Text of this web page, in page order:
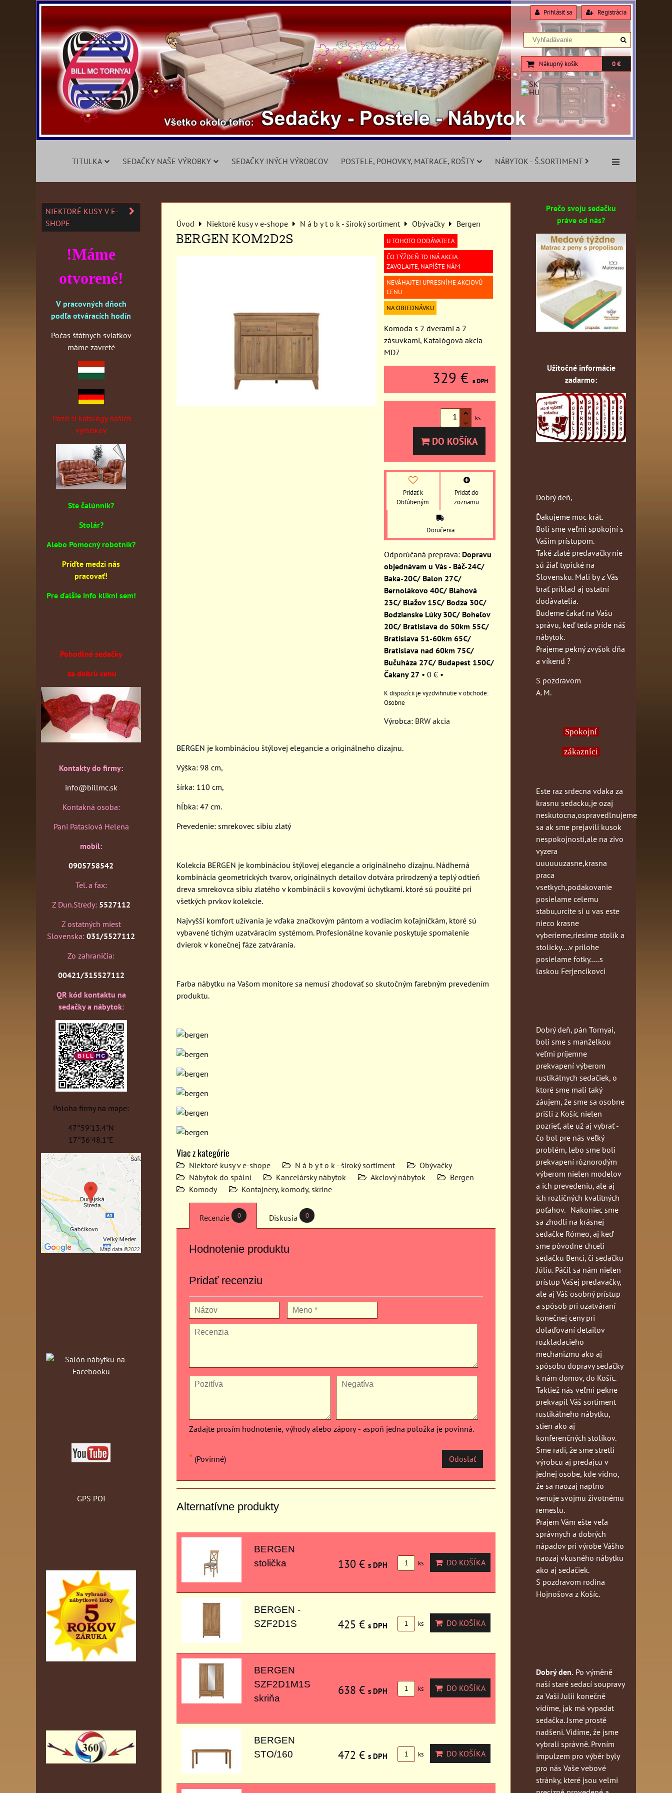
Prihlásiť sa Registrácia
Nákupný košík 0 €
TITULKA SEDAČKY NAŠE VÝROBKY SEDAČKY INÝCH VÝROBCOV POSTELE, POHOVKY, MATRACE, ROŠTY NÁBYTOK - Š.SORTIMENT
Úvod Niektoré kusy v e-shope N á b y t o k - široký sortiment Obývačky Bergen
BERGEN KOM2D2S
U TOHOTO DODÁVATEĽA
ČO TÝŽDEŇ TO INÁ AKCIA.
ZAVOLAJTE, NAPÍŠTE NÁM
NEVÁHAJTE! UPRESNÍME AKCIOVÚ
CENU
NA OBJEDNÁVKU
Komoda s 2 dverami a 2
zásuvkami, Katalógová akcia
MD7
329 € s DPH
ks
DO KOŠÍKA
Pridať k
Obľúbeným
Pridať do
zoznamu
Doručenia
Dopravu
objednávam u Vás - Báč-24€/
Baka-20€/ Balon 27€/
Bernolákovo 40€/ Blahová
23€/ Blažov 15€/ Bodza 30€/
Bodzianske Lúky 30€/ Boheľov
20€/ Bratislava do 50km 55€/
Bratislava 51-60km 65€/
Bratislava nad 60km 75€/
Bučuháza 27€/ Budapest 150€/
Čakany 27 • 0 € •
Osobne
Výrobca: BRW akcia
BERGEN je kombináciou štýlovej elegancie a originálneho dizajnu.
Výška: 98 cm,
šírka: 110 cm,
hĺbka: 47 cm.
Prevedenie: smrekovec sibiu zlatý
Kolekcia BERGEN je kombináciou štýlovej elegancie a originálneho dizajnu. Nádherná
kombinácia geometrických tvarov, originálnych detailov dotvára prirodzený a teplý odtieň
dreva smrekovca sibiu zlatého v kombinácii s kovovými úchytkami. ktoré sú použité pri
všetkých prvkov kolekcie.
Najvyšší komfort užívania je vďaka značkovým pántom a vodiacim koľajničkám, ktoré sú
vybavené tichým uzatváracím systémom. Profesionálne kovanie poskytuje spomalenie
dvierok v konečnej fáze zatvárania.
Farba nábytku na Vašom monitore sa nemusí zhodovať so skutočným farebným prevedením
produktu.
Viac z kategórie
Niektoré kusy v e-shope N á b y t o k - široký sortiment
Obývačky
Nábytok do spální
Kancelársky nábytok Akciový nábytok
Bergen
Komody
Kontajnery, komody, skrine
Recenzie 0 Diskusia 0
Hodnotenie produktu
Pridať recenziu
Zadajte prosím hodnotenie, výhody alebo zápory - aspoň jedna položka je povinná.
* (Povinné) Odoslať
Alternatívne produkty
BERGEN
stolička
130 € s DPH ks DO KOŠÍKA
BERGEN -
SZF2D1S
425 € s DPH ks DO KOŠÍKA
BERGEN
SZF2D1M1S
skriňa
638 € s DPH ks DO KOŠÍKA
BERGEN
STO/160
472 € s DPH ks DO KOŠÍKA
NIEKTORÉ KUSY V E-
SHOPE
!Máme
otvorené!
V pracovných dňoch
podľa otváracích hodín
Počas štátnych sviatkov
máme zavreté
Pozri si katalógy našich
výrobkov
Ste čalúnník?
Stolár?
Alebo Pomocný robotník?
Príďte medzi nás
pracovať!
Pre ďalšie info klikni sem!
Pohodlné sedačky
za dobrú cenu
Kontakty do firmy:
info@billmc.sk
Kontakná osoba:
Pani Patasiová Helena
mobil:
0905758542
Tel. a fax:
Z Dun.Stredy: 5527112
Z ostatných miest
Slovenska: 031/5527112
Zo zahraničia:
00421/315527112
QR kód kontaktu na
sedačky a nábytok:
Poloha firmy na mape:
47°59'13.4"N
17°36'48.1"E
GPS POI
Prečo svoju sedačku
práve od nás?
Užitočné informácie
zadarmo:
Dobrý deň,
Ďakujeme moc krát.
Boli sme veľmi spokojní s
Vašim prístupom.
Také zlaté predavačky nie
sú žiaľ typické na
Slovensku. Mali by z Vás
brať príklad aj ostatní
dodávatelia.
Budeme čakať na Vašu
správu, keď teda príde náš
nábytok.
Prajeme pekný zvyšok dňa
a víkend ?
S pozdravom
A. M.
Spokojní
zákazníci
Este raz srdecna vdaka za
krasnu sedacku,je ozaj
neskutocna,ospravedlnujeme
sa ak sme prejavili kusok
nespokojnosti,ale na zivo
vyzera
uuuuuuzasne,krasna
praca
vsetkych,podakovanie
posielame celemu
stabu,urcite si u vas este
nieco krasne
vyberieme,riesime stolík a
stolicky....v prilohe
posielame fotky.....s
laskou Ferjencikovci
Dobrý deň, pán Tornyai,
boli sme s manželkou
veľmi príjemne
prekvapení výberom
rustikálnych sedačiek, o
ktoré sme mali taký
záujem, že sme sa osobne
prišli z Košíc nielen
pozrieť, ale už aj vybrať -
čo bol pre nás veľký
problém, lebo sme boli
prekvapení rôznorodým
výberom nielen modelov
a ich prevedeniu, ale aj
ich rozličných kvalitných
poťahov. Nakoniec sme
sa zhodli na krásnej
sedačke Rómeo, aj keď
sme pôvodne chceli
sedačku Benci, či sedačku
Júliu. Páčil sa nám nielen
prístup Vašej predavačky,
ale aj Váš osobný prístup
a spôsob pri uzatváraní
konečnej ceny pri
dolaďovaní detailov
rozkladacieho
mechanizmu ako aj
spôsobu dopravy sedačky
k nám domov, do Košíc.
Taktiež nás veľmi pekne
prekvapil Váš sortiment
rustikálneho nábytku,
stien ako aj
konferenčných stolíkov.
Sme radi, že sme stretli
výrobcu aj predajcu v
jednej osobe, kde vidno,
že sa naozaj naplno
venuje svojmu životnému
remeslu.
Prajem Vám ešte veľa
správnych a dobrých
nápadov pri výrobe Vášho
naozaj vkusného nábytku
ako aj sedačiek.
S pozdravom rodina
Hojnošova z Košíc.
Dobrý den. Po výměně
naší staré sedací soupravy
za Vaši Julii konečně
vidíme, jak má vypadat
sedačka. Jsme prostě
nadšeni. Vidíme, že jsme
vybrali správně. Prvním
impulzem pro výběr byly
pro nás Vaše vebové
stránky, které jsou velmi